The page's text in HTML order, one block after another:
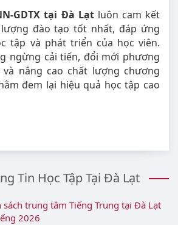
GDTX tại Đà Lạtluôn cam kết
đào tạo tốt nhất, đáp ứng
tập và phát triển của học viên.
ngừng cải tiến, đổi mới phương
và nâng cao chất lượng chương
đem lại hiệu quả học tập cao
Tin Học Tập Tại Đà Lạt
sách trung tâm Tiếng Trung tại Đà Lạt
2026